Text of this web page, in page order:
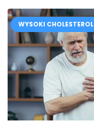
WYSOKI CHOLESTEROL